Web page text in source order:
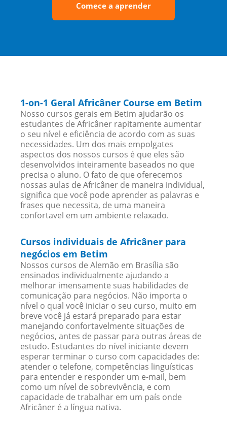
Comece a aprender
1-on-1 Geral Africâner Course em Betim
Nosso cursos gerais em Betim ajudarão os
estudantes de Africâner rapitamente aumentar
o seu nível e eficiência de acordo com as suas
necessidades. Um dos mais empolgates
aspectos dos nossos cursos é que eles são
desenvolvidos inteiramente baseados no que
precisa o aluno. O fato de que oferecemos
nossas aulas de Africâner de maneira individual,
significa que você pode aprender as palavras e
frases que necessita, de uma maneira
confortavel em um ambiente relaxado.
Cursos individuais de Africâner para
negócios em Betim
Nossos cursos de Alemão em Brasília são
ensinados individualmente ajudando a
melhorar imensamente suas habilidades de
comunicação para negócios. Não importa o
nível o qual você iniciar o seu curso, muito em
breve você já estará preparado para estar
manejando confortavelmente situações de
negócios, antes de passar para outras áreas de
estudo. Estudantes do nível iniciante devem
esperar terminar o curso com capacidades de:
atender o telefone, competências linguísticas
para entender e responder um e-mail, bem
como um nível de sobrevivência, e com
capacidade de trabalhar em um país onde
Africâner é a língua nativa.